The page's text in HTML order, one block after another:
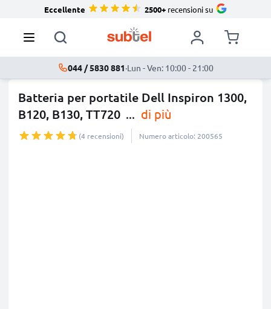
Eccellente 2500+recensioni su
044 / 5830 881·Lun - Ven: 10:00 - 21:00
Batteria per portatile Dell Inspiron 1300,
B120, B130, TT720 ... di più
(4 recensioni) Numero articolo: 200565